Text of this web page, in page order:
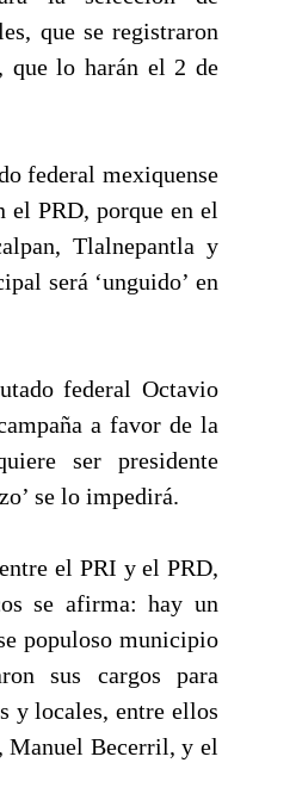
que se registraron
que lo harán el 2 de
federal mexiquense
el PRD, porque en el
Tlalnepantla y
será ‘unguido’ en
federal Octavio
a favor de la
ser presidente
se lo impedirá.
el PRI y el PRD,
se afirma: hay un
populoso municipio
sus cargos para
y locales, entre ellos
Manuel Becerril, y el